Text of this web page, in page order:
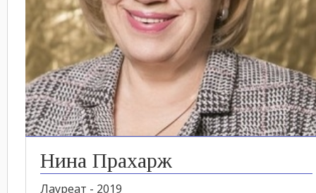
Нина Прахарж
Лауреат - 2019